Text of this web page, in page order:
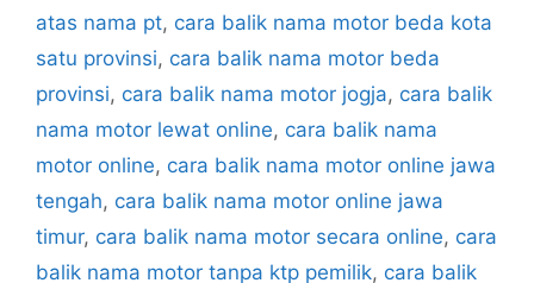
atas nama pt, cara balik nama motor beda kota
satu provinsi, cara balik nama motor beda
provinsi, cara balik nama motor jogja, cara balik
nama motor lewat online, cara balik nama
motor online, cara balik nama motor online jawa
tengah, cara balik nama motor online jawa
timur, cara balik nama motor secara online, cara
balik nama motor tanpa ktp pemilik, cara balik